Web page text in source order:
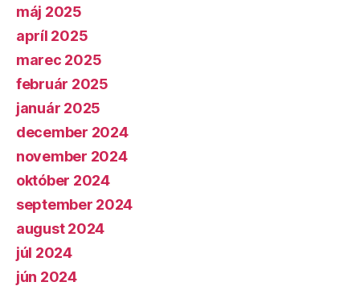
máj 2025
apríl 2025
marec 2025
február 2025
január 2025
december 2024
november 2024
október 2024
september 2024
august 2024
júl 2024
jún 2024